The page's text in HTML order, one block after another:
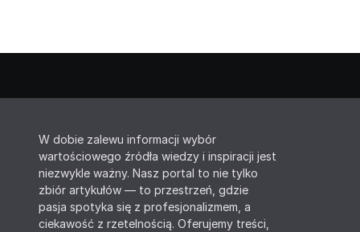
W dobie zalewu informacji wybór
wartościowego źródła wiedzy i inspiracji jest
niezwykle ważny. Nasz portal to nie tylko
zbiór artykułów — to przestrzeń, gdzie
pasja spotyka się z profesjonalizmem, a
ciekawość z rzetelnością. Oferujemy treści,